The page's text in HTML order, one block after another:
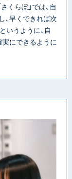
くらぼ」では、自
、早くできれば次
いうように、自
にできるように